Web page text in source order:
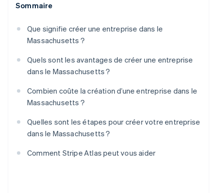
Sommaire
Que signifie créer une entreprise dans le
Massachusetts ?
Quels sont les avantages de créer une entreprise
dans le Massachusetts ?
Combien coûte la création d’une entreprise dans le
Massachusetts ?
Quelles sont les étapes pour créer votre entreprise
dans le Massachusetts ?
Comment Stripe Atlas peut vous aider